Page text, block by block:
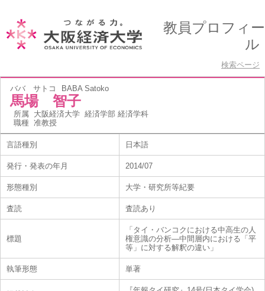
教員プロフィー
ル
検索ページ
ババ サトコ BABA Satoko
馬場 智子
所属 大阪経済大学 経済学部 経済学科
職種 准教授
言語種別 日本語
発行・発表の年月 2014/07
形態種別 大学・研究所等紀要
査読 査読あり
標題
「タイ・バンコクにおける中高生の人
権意識の分析―中間層内における「平
等」に対する解釈の違い」
執筆形態 単著